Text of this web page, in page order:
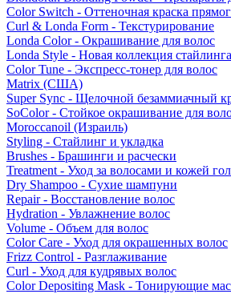
Color Switch - Оттеночная краска
Curl & Londa Form - Текстурирование
Londa Color - Окрашивание для волос
Londa Style - Новая коллекция стайлинга
Color Tune - Экспресс-тонер для волос
Matrix (США)
Super Sync - Щелочной безаммиачный
SoColor - Стойкое окрашивание для
Moroccanoil (Израиль)
Styling - Стайлинг и укладка
Brushes - Брашинги и расчески
Treatment - Уход за волосами и кожей
Dry Shampoo - Сухие шампуни
Repair - Восстановление волос
Hydration - Увлажнение волос
Volume - Объем для волос
Color Care - Уход для окрашенных волос
Frizz Control - Разглаживание
Curl - Уход для кудрявых волос
Color Depositing Mask - Тонирующие